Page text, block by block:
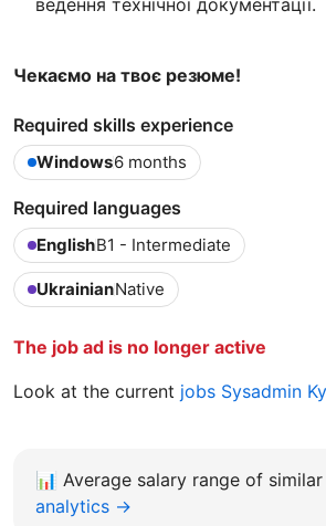
ведення технічної документації.
Чекаємо на твоє резюме!
Required skills experience
Windows6 months
Required languages
EnglishB1 - Intermediate
UkrainianNative
The job ad is no longer active
Look at the current jobs Sysadmin
📊 Average salary range of
analytics →